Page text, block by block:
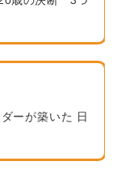
ーが築いた 日